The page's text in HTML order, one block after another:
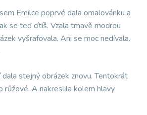
injekci
Emilce poprvé dala omalovánku a
se teď cítíš. Vzala tmavě modrou
vyšrafovala. Ani se moc nedívala.
stejný obrázek znovu. Tentokrát
růžové. A nakreslila kolem hlavy